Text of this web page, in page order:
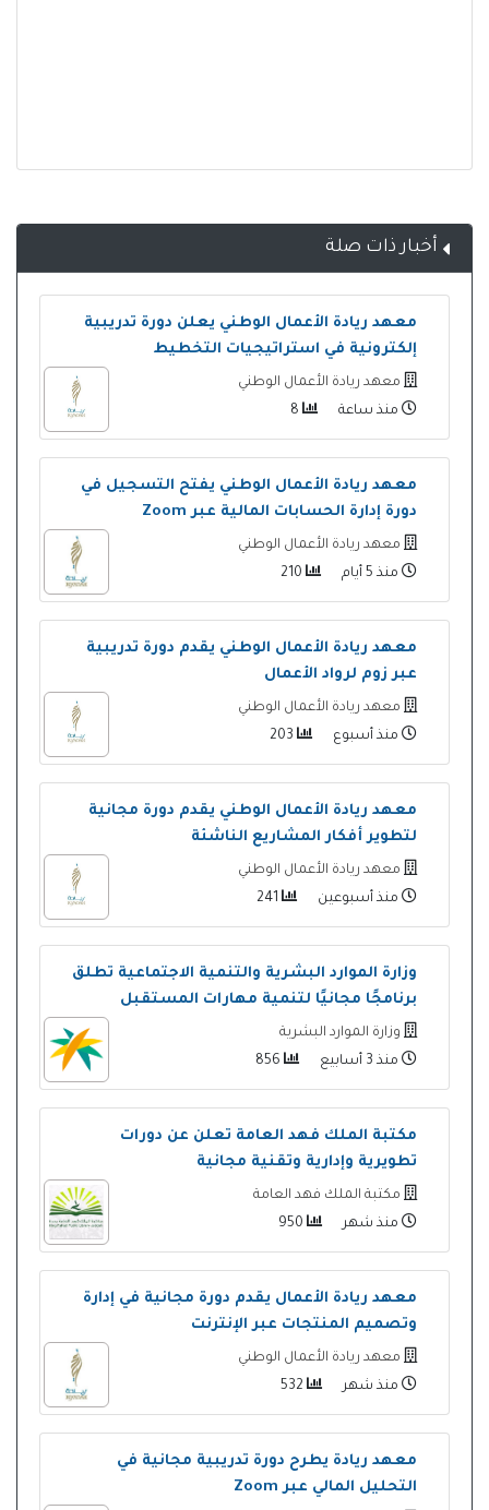
أخبار ذات صلة
معهد ريادة الأعمال الوطني يعلن دورة تدريبية
إلكترونية في استراتيجيات التخطيط
معهد ريادة الأعمال الوطني
منذ ساعة
معهد ريادة الأعمال الوطني يفتح التسجيل في
دورة إدارة الحسابات المالية عبر Zoom
معهد ريادة الأعمال الوطني
منذ 5 أيام
معهد ريادة الأعمال الوطني يقدم دورة تدريبية
عبر زوم لرواد الأعمال
معهد ريادة الأعمال الوطني
منذ أسبوع
معهد ريادة الأعمال الوطني يقدم دورة مجانية
لتطوير أفكار المشاريع الناشئة
معهد ريادة الأعمال الوطني
منذ أسبوعين
وزارة الموارد البشرية والتنمية الاجتماعية تطلق
برنامجًا مجانيًا لتنمية مهارات المستقبل
وزارة الموارد البشرية
منذ 3 أسابيع
مكتبة الملك فهد العامة تعلن عن دورات
تطويرية وإدارية وتقنية مجانية
مكتبة الملك فهد العامة
منذ شهر
معهد ريادة الأعمال يقدم دورة مجانية في إدارة
وتصميم المنتجات عبر الإنترنت
معهد ريادة الأعمال الوطني
منذ شهر
معهد ريادة يطرح دورة تدريبية مجانية في
التحليل المالي عبر Zoom